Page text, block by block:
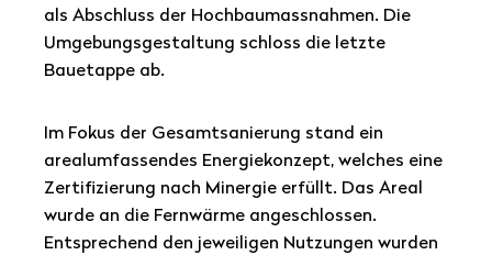
als Abschluss der Hochbaumassnahmen. Die
Umgebungsgestaltung schloss die letzte
Bauetappe ab.
Im Fokus der Gesamtsanierung stand ein
arealumfassendes Energiekonzept, welches eine
Zertifizierung nach Minergie erfüllt. Das Areal
wurde an die Fernwärme angeschlossen.
Entsprechend den jeweiligen Nutzungen wurden